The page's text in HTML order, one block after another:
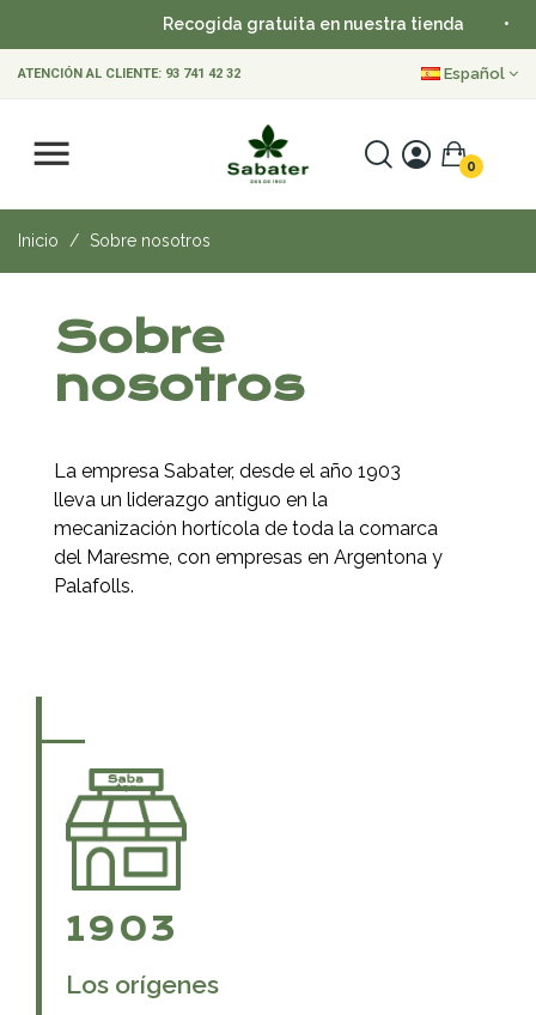
Recogida gratuita en nuestra tienda •
ATENCIÓN AL CLIENTE: 93 741 42 32 Español
0
Inicio Sobre nosotros
Sobre
nosotros
La empresa Sabater, desde el año 1903
lleva un liderazgo antiguo en la
mecanización hortícola de toda la comarca
del Maresme, con empresas en Argentona y
Palafolls.
1903
Los orígenes